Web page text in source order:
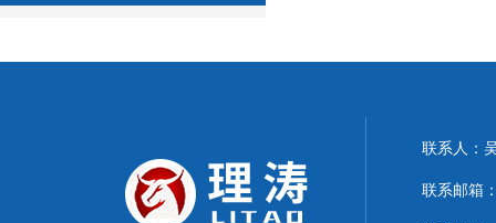
联系人：
联系邮箱